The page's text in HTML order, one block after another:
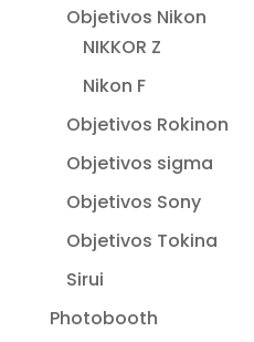
Objetivos Nikon
NIKKOR Z
Nikon F
Objetivos Rokinon
Objetivos sigma
Objetivos Sony
Objetivos Tokina
Sirui
Photobooth